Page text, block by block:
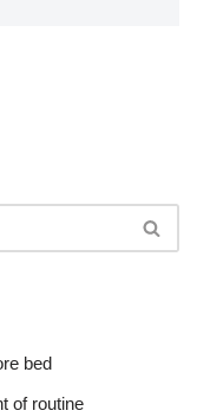
bed
of routine